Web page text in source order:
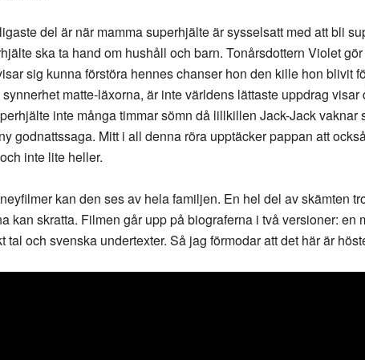
del är när mamma superhjälte är sysselsatt med att bli
ska ta hand om hushåll och barn. Tonårsdottern Violet
sig kunna förstöra hennes chanser hon den kille hon blivit
matte-läxorna, är inte världens lättaste uppdrag visar
inte många timmar sömn då lillkillen Jack-Jack vaknar
godnattssaga. Mitt i all denna röra upptäcker pappan att
inte lite heller.
kan den ses av hela familjen. En hel del av skämten
kan skratta. Filmen går upp på biograferna i två versioner: en
tal och svenska undertexter. Så jag förmodar att det här är